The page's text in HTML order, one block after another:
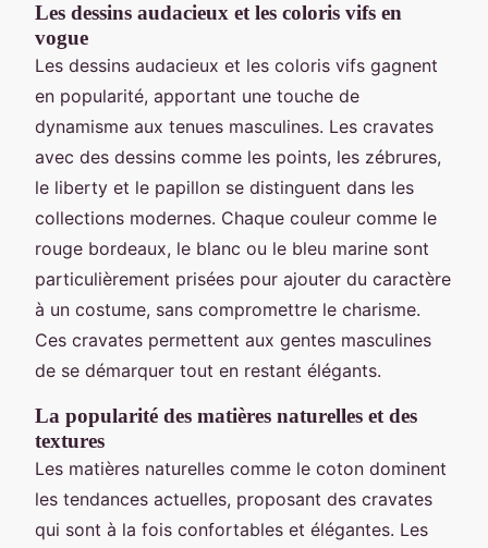
Les dessins audacieux et les coloris vifs en
vogue
Les dessins audacieux et les coloris vifs gagnent
en popularité, apportant une touche de
dynamisme aux tenues masculines. Les cravates
avec des dessins comme les points, les zébrures,
le liberty et le papillon se distinguent dans les
collections modernes. Chaque couleur comme le
rouge bordeaux, le blanc ou le bleu marine sont
particulièrement prisées pour ajouter du caractère
à un costume, sans compromettre le charisme.
Ces cravates permettent aux gentes masculines
de se démarquer tout en restant élégants.
La popularité des matières naturelles et des
textures
Les matières naturelles comme le coton dominent
les tendances actuelles, proposant des cravates
qui sont à la fois confortables et élégantes. Les